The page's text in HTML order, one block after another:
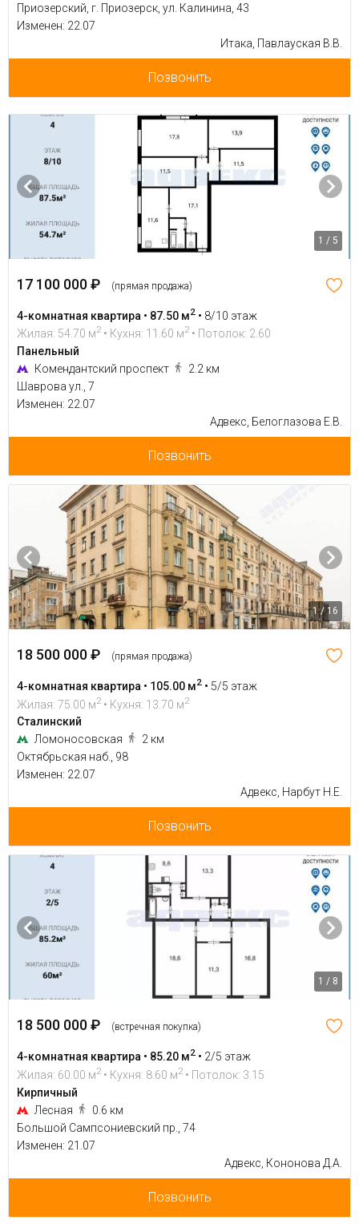
Приозерский, г. Приозерск, ул. Калинина, 43
Изменен: 22.07
Итака, Павлауская В.В.
Позвонить
1 / 5
17 100 000 ₽ (прямая продажа)
4-комнатная квартира • 87.50 м2 • 8/10 этаж
Жилая: 54.70 м2 • Кухня: 11.60 м2 • Потолок: 2.60
Панельный
Комендантский проспект
2.2 км
Шаврова ул., 7
Изменен: 22.07
Адвекс, Белоглазова Е.В.
Позвонить
1 / 16
18 500 000 ₽ (прямая продажа)
4-комнатная квартира • 105.00 м2 • 5/5 этаж
Жилая: 75.00 м2 • Кухня: 13.70 м2
Сталинский
Ломоносовская
2 км
Октябрьская наб., 98
Изменен: 22.07
Адвекс, Нарбут Н.Е.
Позвонить
1 / 8
18 500 000 ₽ (встречная покупка)
4-комнатная квартира • 85.20 м2 • 2/5 этаж
Жилая: 60.00 м2 • Кухня: 8.60 м2 • Потолок: 3.15
Кирпичный
Лесная
0.6 км
Большой Сампсониевский пр., 74
Изменен: 21.07
Адвекс, Кононова Д.А.
Позвонить